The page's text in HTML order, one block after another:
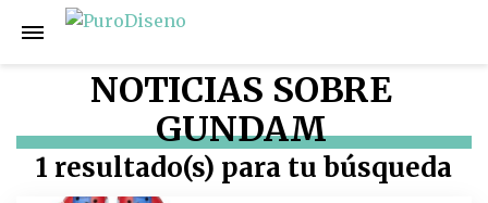
NOTICIAS SOBRE
GUNDAM
1 resultado(s) para tu búsqueda